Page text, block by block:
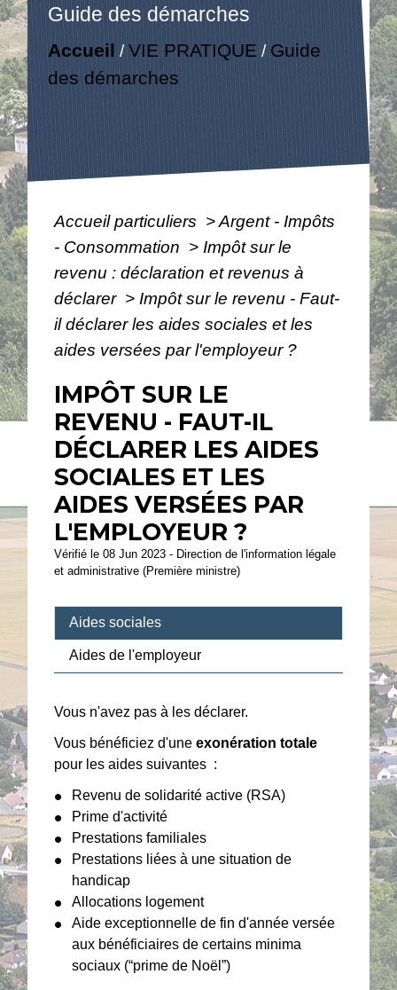
Guide des démarches
Accueil /VIE PRATIQUE / Guide
des démarches
Accueil particuliers >Argent - Impôts
- Consommation > Impôt sur le
revenu : déclaration et revenus à
déclarer > Impôt sur le revenu - Faut-
il déclarer les aides sociales et les
aides versées par l'employeur ?
IMPÔT SUR LE
REVENU - FAUT-IL
DÉCLARER LES AIDES
SOCIALES ET LES
AIDES VERSÉES PAR
L'EMPLOYEUR ?
Vérifié le 08 Jun 2023 - Direction de l'information légale
et administrative (Première ministre)
Aides sociales
Aides de l'employeur
Vous n'avez pas à les déclarer.
Vous bénéficiez d'uneexonération totale
pour les aides suivantes :
Revenu de solidarité active (RSA)
Prime d'activité
Prestations familiales
Prestations liées à une situation de
handicap
Allocations logement
Aide exceptionnelle de fin d'année versée
aux bénéficiaires de certains minima
sociaux (“prime de Noël”)